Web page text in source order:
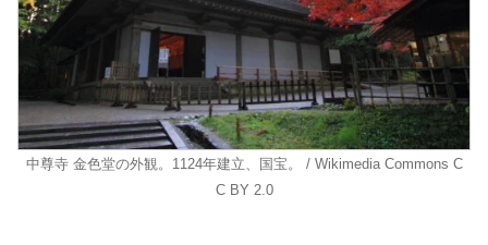
中尊寺 金色堂の外観。1124年建立、国宝。 / Wikimedia Commons C
C BY 2.0